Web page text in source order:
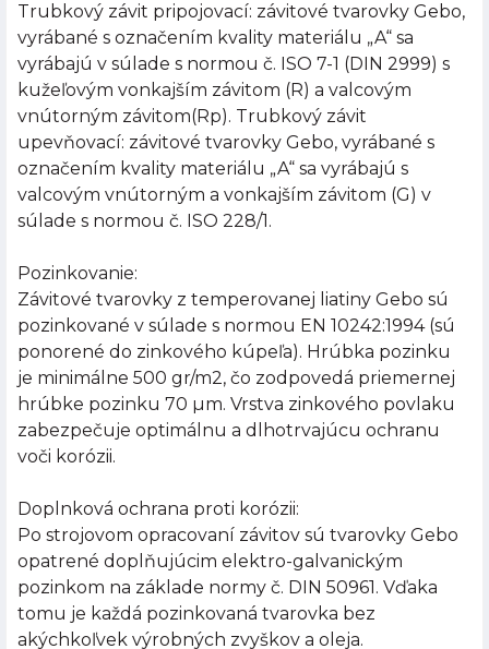
Trubkový závit pripojovací: závitové tvarovky Gebo,
vyrábané s označením kvality materiálu „A“ sa
vyrábajú v súlade s normou č. ISO 7-1 (DIN 2999) s
kužeľovým vonkajším závitom (R) a valcovým
vnútorným závitom(Rp). Trubkový závit
upevňovací: závitové tvarovky Gebo, vyrábané s
označením kvality materiálu „A“ sa vyrábajú s
valcovým vnútorným a vonkajším závitom (G) v
súlade s normou č. ISO 228/1.
Pozinkovanie:
Závitové tvarovky z temperovanej liatiny Gebo sú
pozinkované v súlade s normou EN 10242:1994 (sú
ponorené do zinkového kúpeľa). Hrúbka pozinku
je minimálne 500 gr/m2, čo zodpovedá priemernej
hrúbke pozinku 70 µm. Vrstva zinkového povlaku
zabezpečuje optimálnu a dlhotrvajúcu ochranu
voči korózii.
Doplnková ochrana proti korózii:
Po strojovom opracovaní závitov sú tvarovky Gebo
opatrené doplňujúcim elektro-galvanickým
pozinkom na základe normy č. DIN 50961. Vďaka
tomu je každá pozinkovaná tvarovka bez
akýchkoľvek výrobných zvyškov a oleja.